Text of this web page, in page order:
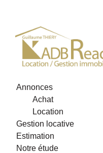
Annonces
Achat
Location
Gestion locative
Estimation
Notre étude